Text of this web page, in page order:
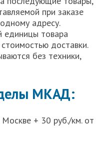
при заказе
адресу.
единицы товара
доставки.
без техники,
МКАД:
+ 30 руб./км. от